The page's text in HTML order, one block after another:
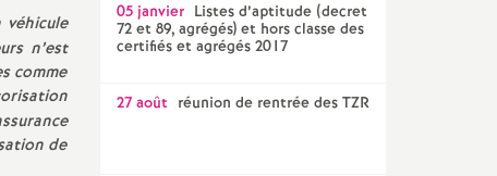
n’est
comme
de
05 janvier Listes d’aptitude (decret
72 et 89, agrégés) et hors classe des
certifiés et agrégés 2017
27 août réunion de rentrée des TZR